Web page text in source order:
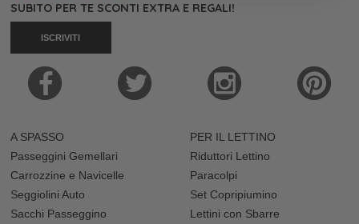
SUBITO PER TE SCONTI EXTRA E REGALI!
ISCRIVITI
A SPASSO
Passeggini Gemellari
Carrozzine e Navicelle
Seggiolini Auto
Sacchi Passeggino
PER IL LETTINO
Riduttori Lettino
Paracolpi
Set Copripiumino
Lettini con Sbarre